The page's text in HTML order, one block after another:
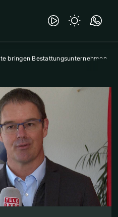
bringen Bestattungsunternehmen